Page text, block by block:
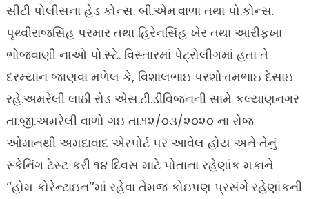
સીટી પોલીસના હેડ કોન્સ. બી.એમ.વાળા તથા પો.કોન્સ.
પૃથ્વીરાજસિંહ પરમાર તથા હિરેનસિંહ ખેર તથા આરીફખા
ભોજવાણી નાઓ પો.સ્ટે. વિસ્તારમાં પેટ્રોલીંગમાં હતા તે
દરમ્યાન જાણવા મળેલ કે, વિશાલભાઇ પરશોત્તમભાઇ દેસાઇ
રહે.અમરેલી લાઠી રોડ એસ.ટી.ડીવિજનની સામે કલ્યાણનગર
તા.જી.અમરેલી વાળો ગઇ તા.૧૨/૦૩/૨૦૨૦ ના રોજ
ઓમાનથી અમદાવાદ એરપોર્ટ પર આવેલ હોય અને તેનું
સ્કેનિંગ ટેસ્ટ કરી ૧૪ દિવસ માટે પોતાના રહેણાંક મકાને
‘‘હોમ કોરેન્ટાઇન’’માં રહેવા તેમજ કોઇપણ પ્રસંગે રહેણાંકની